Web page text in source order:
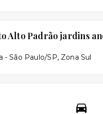
Alto Padrão jardins
- São Paulo/SP, Zona Sul